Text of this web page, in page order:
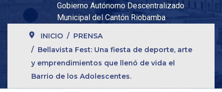
Gobierno Autónomo Descentralizado
Municipal del Cantón Riobamba
INICIO
PRENSA
Bellavista Fest: Una fiesta de deporte, arte
y emprendimientos que llenó de vida el
Barrio de los Adolescentes.